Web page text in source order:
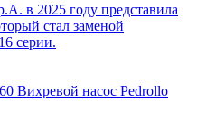
в 2025 году представила
стал заменой
серии.
Вихревой насос Pedrollo